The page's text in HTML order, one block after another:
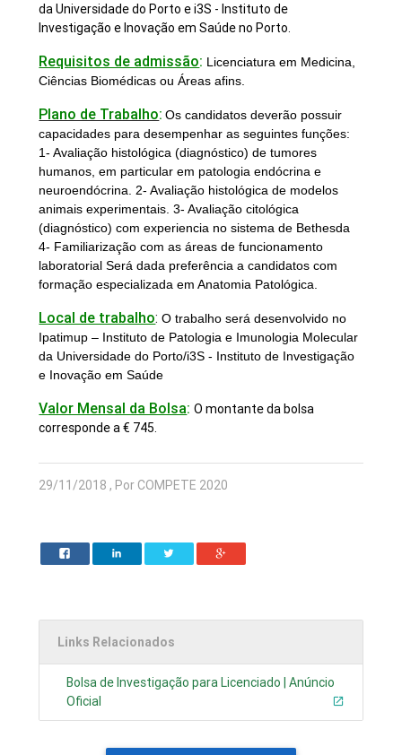
da Universidade do Porto e i3S - Instituto de
Investigação e Inovação em Saúde no Porto.
Requisitos de admissão: Licenciatura em Medicina,
Ciências Biomédicas ou Áreas afins.
Plano de Trabalho: Os candidatos deverão possuir
capacidades para desempenhar as seguintes funções:
1- Avaliação histológica (diagnóstico) de tumores
humanos, em particular em patologia endócrina e
neuroendócrina. 2- Avaliação histológica de modelos
animais experimentais. 3- Avaliação citológica
(diagnóstico) com experiencia no sistema de Bethesda
4- Familiarização com as áreas de funcionamento
laboratorial Será dada preferência a candidatos com
formação especializada em Anatomia Patológica.
Local de trabalho:O trabalho será desenvolvido no
Ipatimup – Instituto de Patologia e Imunologia Molecular
da Universidade do Porto/i3S - Instituto de Investigação
e Inovação em Saúde
Valor Mensal da Bolsa:O montante da bolsa
corresponde a € 745.
29/11/2018 , Por COMPETE 2020
Links Relacionados
Bolsa de Investigação para Licenciado | Anúncio
Oficial